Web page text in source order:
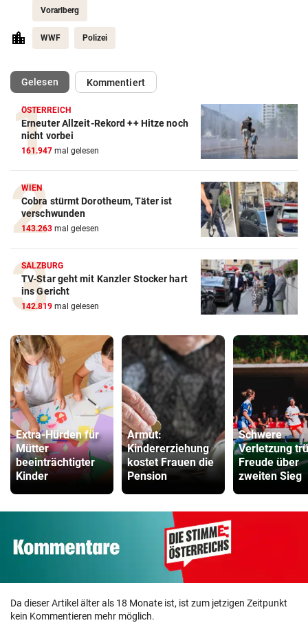
Vorarlberg
WWF Polizei
Gelesen(ausgewählt)Kommentiert
ÖSTERREICH
Erneuter Allzeit-Rekord ++ Hitze noch
nicht vorbei
161.947 mal gelesen
WIEN
Cobra stürmt Dorotheum, Täter ist
verschwunden
143.263 mal gelesen
SALZBURG
TV-Star geht mit Kanzler Stocker hart
ins Gericht
142.819 mal gelesen
Extra-Hürden für
Mütter
beeinträchtigter
Kinder
Armut:
Kindererziehung
kostet Frauen die
Pension
Schwere
Verletzung
Freude über
zweiten Sieg
Da dieser Artikel älter als 18 Monate ist, ist zum jetzigen Zeitpunkt
kein Kommentieren mehr möglich.